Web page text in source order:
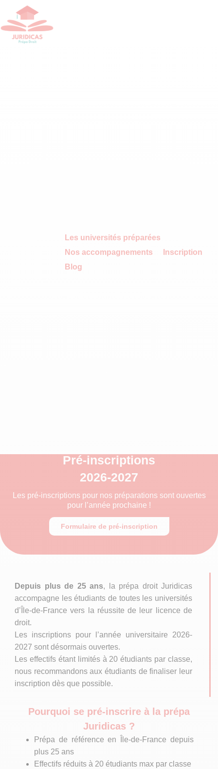
Les universités préparées
Nos accompagnements
Inscription
Blog
Pré-inscriptions
2026-2027
Les pré-inscriptions pour nos préparations sont ouvertes
pour l’année prochaine !
Formulaire de pré-inscription
Depuis plus de 25 ans, la prépa droit Juridicas
accompagne les étudiants de toutes les universités
d’Île-de-France vers la réussite de leur licence de
droit.
Les inscriptions pour l’année universitaire 2026-
2027 sont désormais ouvertes.
Les effectifs étant limités à 20 étudiants par classe,
nous recommandons aux étudiants de finaliser leur
inscription dès que possible.
Pourquoi se pré-inscrire à la prépa
Juridicas ?
Prépa de référence en Île-de-France depuis
plus 25 ans
Effectifs réduits à 20 étudiants max par classe